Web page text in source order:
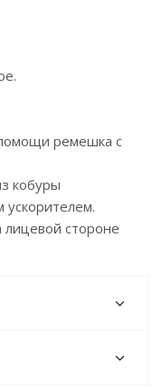
ремешка с
кобуры
ускорителем.
лицевой стороне